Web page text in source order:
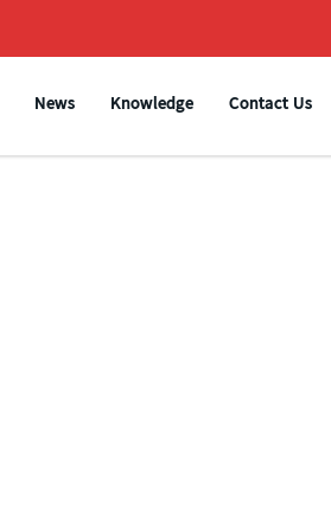
News Knowledge Contact Us